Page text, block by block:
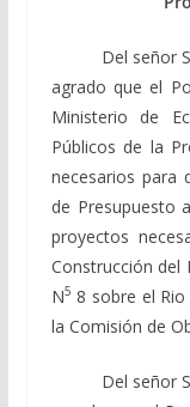
Del señor
agrado que el
Ministerio de
Públicos de la
necesarios para
de Presupuesto
proyectos
Construcción del
N5 8 sobre el
la Comisión de
Del señor